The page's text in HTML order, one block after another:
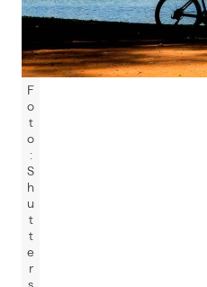
F
o
t
o
:
S
h
u
t
t
e
r
s